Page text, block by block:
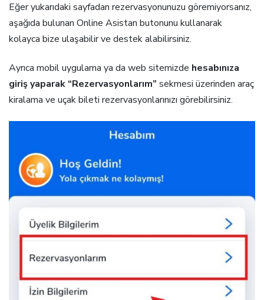
Eğer yukarıdaki sayfadan rezervasyonunuzu göremiyorsanız,
aşağıda bulunan Online Asistan butonunu kullanarak
kolayca bize ulaşabilir ve destek alabilirsiniz.
Ayrıca mobil uygulama ya da web sitemizde hesabınıza
giriş yaparak “Rezervasyonlarım” sekmesi üzerinden araç
kiralama ve uçak bileti rezervasyonlarınızı görebilirsiniz.